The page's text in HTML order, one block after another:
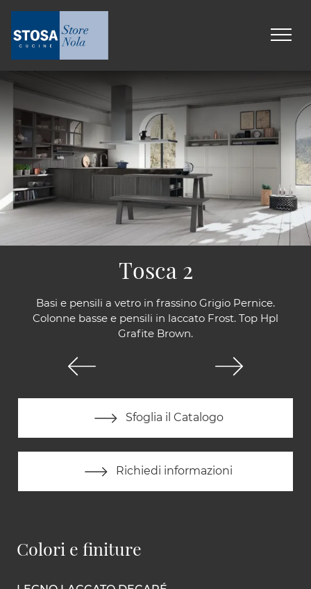
Basi e pensili a vetro in frassino Grigio Pernice.
Colonne basse e pensili in laccato Frost. Top Hpl
Grafite Brown.
Sfoglia il Catalogo
Richiedi informazioni
Tosca 2
Colori e finiture